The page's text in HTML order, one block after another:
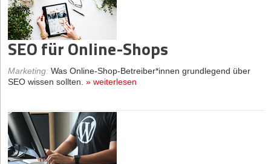
SEO für Online-Shops
Marketing: Was Online-Shop-Betreiber*innen grundlegend über
SEO wissen sollten. » weiterlesen